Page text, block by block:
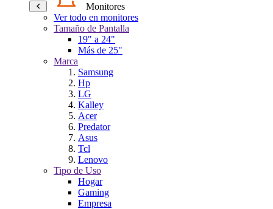
Monitores
Ver todo en monitores
Tamaño de Pantalla
19" a 24"
Más de 25"
Marca
Samsung
Hp
LG
Kalley
Acer
Predator
Asus
Tcl
Lenovo
Tipo de Uso
Hogar
Gaming
Empresa